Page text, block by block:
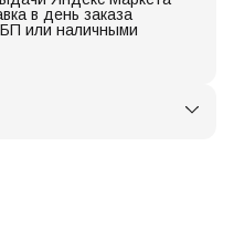
в день заказа
или наличными